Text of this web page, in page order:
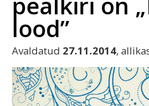
lood”
Avaldatud 27.11.2014,